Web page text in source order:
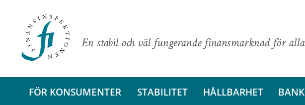
En stabil och väl fungerande finansmarknad för alla
FÖR KONSUMENTER STABILITET HÅLLBARHET BANK